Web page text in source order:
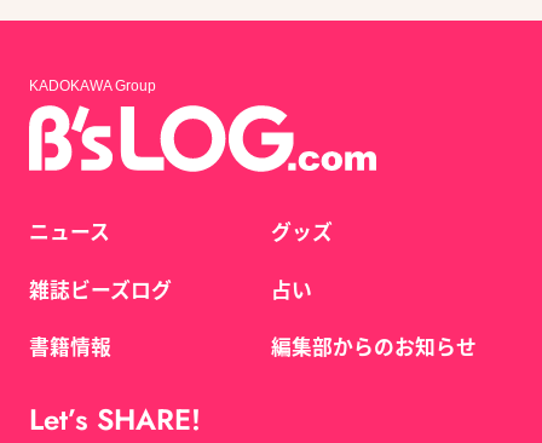
KADOKAWA Group
ニュース
雑誌ビーズログ
書籍情報
グッズ
占い
編集部からのお知らせ
Let’s SHARE!